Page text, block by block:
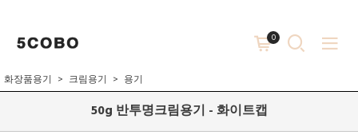
0
화장품용기 크림용기 용기
50g 반투명크림용기 - 화이트캡